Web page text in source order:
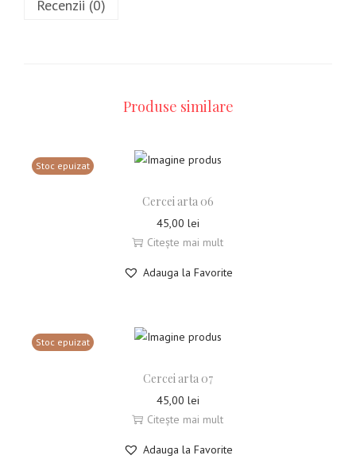
Recenzii (0)
Produse similare
Stoc epuizat
Cercei arta 06
45,00 lei
Citește mai mult
Adauga la Favorite
Stoc epuizat
Cercei arta 07
45,00 lei
Citește mai mult
Adauga la Favorite